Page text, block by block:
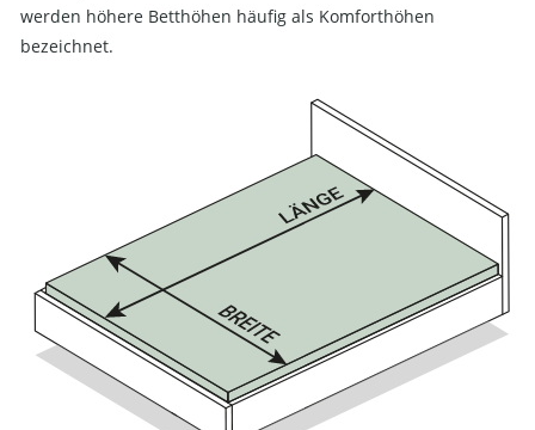
werden höhere Betthöhen häufig als Komforthöhen
bezeichnet.